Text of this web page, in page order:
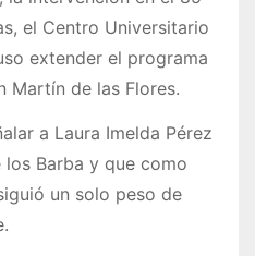
el Centro Universitario
extender el programa
Martín de las Flores.
a Laura Imelda Pérez
Barba y que como
un solo peso de